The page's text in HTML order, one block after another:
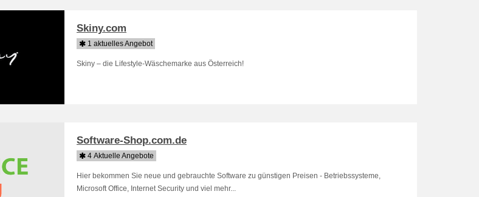
Skiny.com
1 aktuelles Angebot
Skiny – die Lifestyle-Wäschemarke aus Österreich!
Software-Shop.com.de
4 Aktuelle Angebote
Hier bekommen Sie neue und gebrauchte Software zu günstigen Preisen - Betriebssysteme,
Microsoft Office, Internet Security und viel mehr...